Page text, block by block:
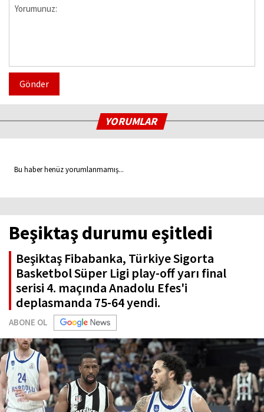
Gönder
YORUMLAR
Bu haber henüz yorumlanmamış...
Beşiktaş durumu eşitledi
Beşiktaş Fibabanka, Türkiye Sigorta
Basketbol Süper Ligi play-off yarı final
serisi 4. maçında Anadolu Efes'i
deplasmanda 75-64 yendi.
ABONE OL